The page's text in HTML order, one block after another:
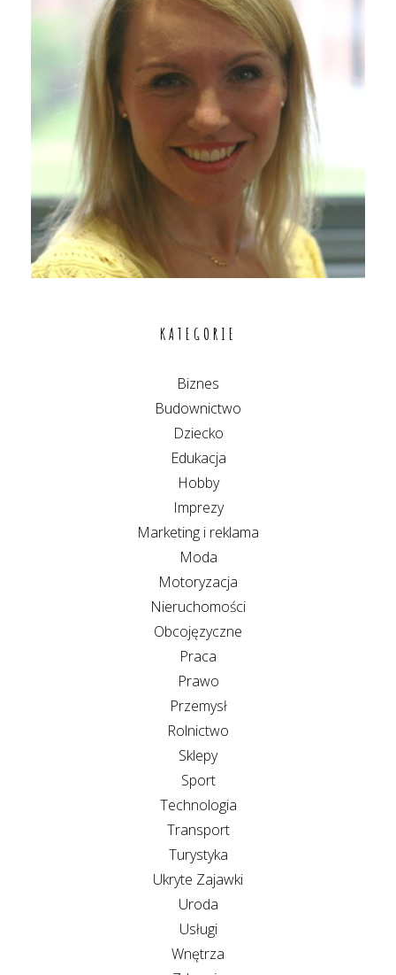
KATEGORIE
Biznes
Budownictwo
Dziecko
Edukacja
Hobby
Imprezy
Marketing i reklama
Moda
Motoryzacja
Nieruchomości
Obcojęzyczne
Praca
Prawo
Przemysł
Rolnictwo
Sklepy
Sport
Technologia
Transport
Turystyka
Ukryte Zajawki
Uroda
Usługi
Wnętrza